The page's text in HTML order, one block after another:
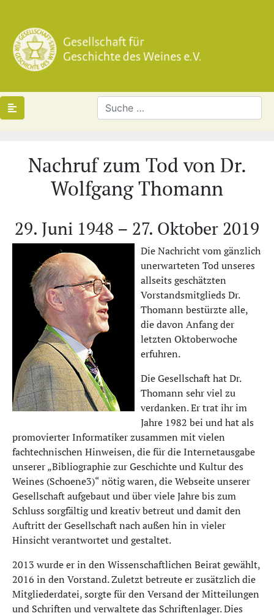
Nachruf zum Tod von Dr.
Wolfgang Thomann
29. Juni 1948 – 27. Oktober 2019
Die Nachricht vom gänzlich
unerwarteten Tod unseres
allseits geschätzten
Vorstandsmitglieds Dr.
Thomann bestürzte alle,
die davon Anfang der
letzten Oktoberwoche
erfuhren.
Die Gesellschaft hat Dr.
Thomann sehr viel zu
verdanken. Er trat ihr im
Jahre 1982 bei und hat als
promovierter Informatiker zusammen mit vielen
fachtechnischen Hinweisen, die für die Internetausgabe
unserer „Bibliographie zur Geschichte und Kultur des
Weines (Schoene3)“ nötig waren, die Webseite unserer
Gesellschaft aufgebaut und über viele Jahre bis zum
Schluss sorgfältig und kreativ betreut und damit den
Auftritt der Gesellschaft nach außen hin in vieler
Hinsicht verantwortet und gestaltet.
2013 wurde er in den Wissenschaftlichen Beirat gewählt,
2016 in den Vorstand. Zuletzt betreute er zusätzlich die
Mitgliederdatei, sorgte für den Versand der Mitteilungen
und Schriften und verwaltete das Schriftenlager. Dies